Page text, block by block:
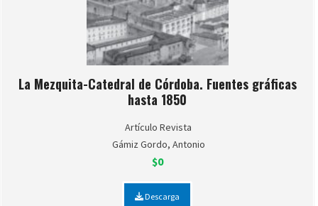
La Mezquita-Catedral de Córdoba. Fuentes gráficas
hasta 1850
Artículo Revista
Gámiz Gordo, Antonio
$0
Descarga